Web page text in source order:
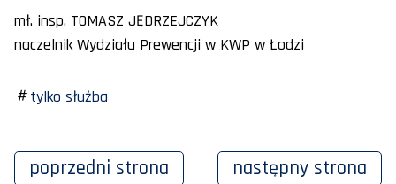
mł. insp. TOMASZ JĘDRZEJCZYK
naczelnik Wydziału Prewencji w KWP w Łodzi
tylko służba
poprzedni strona następny strona